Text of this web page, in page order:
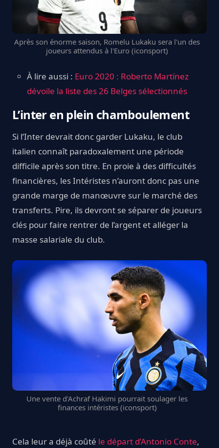
Après son énorme saison, Romelu Lukaku sera l'un des
joueurs attendus à l'Euro (iconsport)
À lire aussi : Euro 2020 : Roberto Martínez
dévoile la liste des 26 Belges sélectionnés
L’inter en plein chamboulement
Si l’Inter devrait donc garder Lukaku, le club
italien connaît paradoxalement une période
difficile après son titre. En proie à des difficultés
financières, les Intéristes n’auront donc pas une
grande marge de manœuvre sur le marché des
transferts. Pire, ils devront se séparer de joueurs
clés pour faire rentrer de l’argent et alléger la
masse salariale du club.
Une vente d'Achraf Hakimi pourrait soulager les
finances intéristes (iconsport)
Cela leur a déjà coûté le départ d’Antonio Conte,